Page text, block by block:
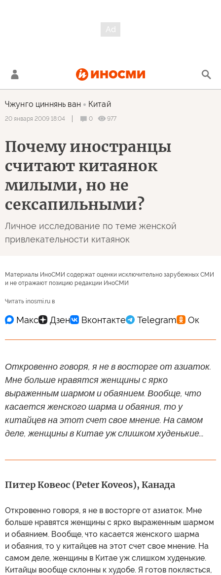
Чжунго циннянь ван Китай
20 января 2009 18:04 0 977
Почему иностранцы
считают китаянок
милыми, но не
сексапильными?
Личное исследование по теме женской
привлекательности китаянок
Материалы ИноСМИ содержат оценки исключительно зарубежных СМИ
и не отражают позицию редакции ИноСМИ
Читать inosmi.ru в
Откровенно говоря, я не в восторге от азиаток.
Мне больше нравятся женщины с ярко
выраженным шармом и обаянием. Вообще, что
касается женского шарма и обаяния, то у
китайцев на этот счет свое мнение. На самом
деле, женщины в Китае уж слишком худенькие...
Питер Ковеос (Peter Koveos), Канада
Откровенно говоря, я не в восторге от азиаток. Мне
больше нравятся женщины с ярко выраженным шармом
и обаянием. Вообще, что касается женского шарма
и обаяния, то у китайцев на этот счет свое мнение. На
самом деле, женщины в Китае уж слишком худенькие.
Китайцы вообще склонны к худобе. Я готов поклясться,